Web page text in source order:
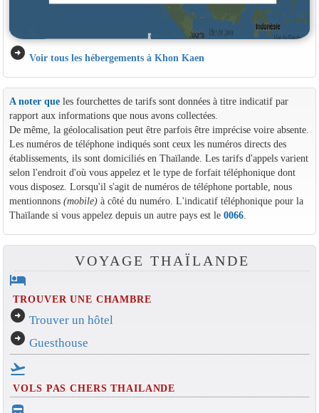
arrow_circle_right Voir tous les hébergements à Khon Kaen
A noter queles fourchettes de tarifs sont données à titre indicatif par
rapport aux informations que nous avons collectées.
De même, la géolocalisation peut être parfois être imprécise voire absente.
Les numéros de téléphone indiqués sont ceux les numéros directs des
établissements, ils sont domiciliés en Thaïlande. Les tarifs d'appels varient
selon l'endroit d'où vous appelez et le type de forfait téléphonique dont
vous disposez. Lorsqu'il s'agit de numéros de téléphone portable, nous
mentionnons (mobile)à côté du numéro. L'indicatif téléphonique pour la
Thaïlande si vous appelez depuis un autre pays est le 0066.
VOYAGE THAÏLANDE
hotel
TROUVER UNE CHAMBRE
arrow_circle_right Trouver un hôtel
arrow_circle_right Guesthouse
flight_takeoff
VOLS PAS CHERS THAILANDE